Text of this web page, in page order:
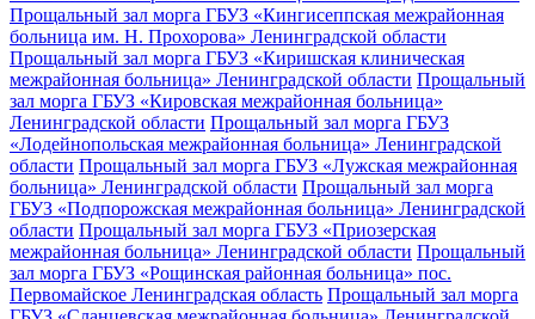
Прощальный зал морга ГБУЗ «Кингисеппская межрайонная
больница им. Н. Прохорова» Ленинградской области
Прощальный зал морга ГБУЗ «Киришская клиническая
межрайонная больница» Ленинградской области Прощальный
зал морга ГБУЗ «Кировская межрайонная больница»
Ленинградской области Прощальный зал морга ГБУЗ
«Лодейнопольская межрайонная больница» Ленинградской
области Прощальный зал морга ГБУЗ «Лужская межрайонная
больница» Ленинградской области Прощальный зал морга
ГБУЗ «Подпорожская межрайонная больница» Ленинградской
области Прощальный зал морга ГБУЗ «Приозерская
межрайонная больница» Ленинградской области Прощальный
зал морга ГБУЗ «Рощинская районная больница» пос.
Первомайское Ленинградская область Прощальный зал морга